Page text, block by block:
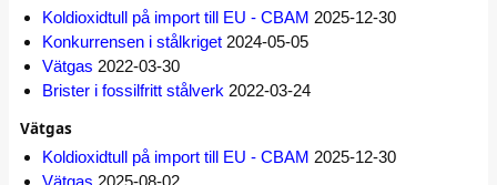
Koldioxidtull på import till EU - CBAM 2025-12-30
Konkurrensen i stålkriget 2024-05-05
Vätgas 2022-03-30
Brister i fossilfritt stålverk 2022-03-24
Vätgas
Koldioxidtull på import till EU - CBAM 2025-12-30
Vätgas 2025-08-02